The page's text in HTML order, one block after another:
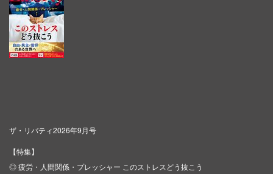
ザ・リバティ2026年9月号
【特集】
◎ 疲労・人間関係・プレッシャー このストレスどう抜こう